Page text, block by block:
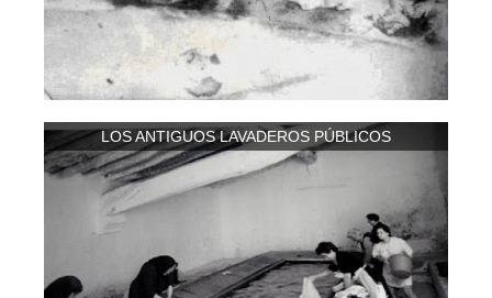
LOS ANTIGUOS LAVADEROS PÚBLICOS